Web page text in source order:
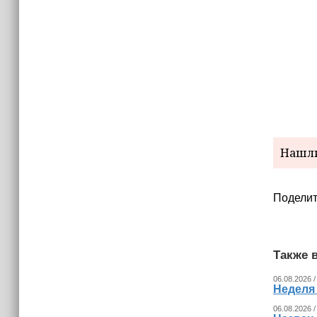
Также
06.08.2026
06.08.2026 /